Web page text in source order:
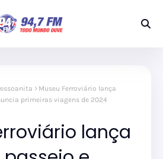
Museu Ferroviário lança
primeiras viagens de 2024
lança